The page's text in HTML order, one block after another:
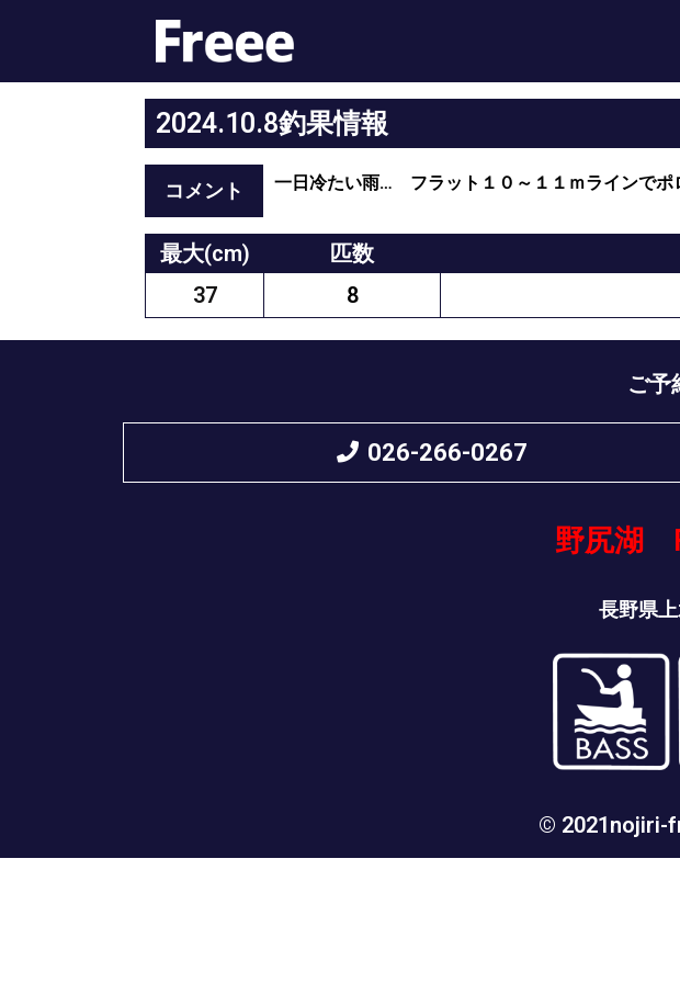
2024.10.8釣果情報
コメント 一日冷たい雨… フラット１０～１１ｍラインでポ
最大(cm)
37
匹数
8
ご予
026-266-0267
野尻湖
長野県
© 2021nojiri-